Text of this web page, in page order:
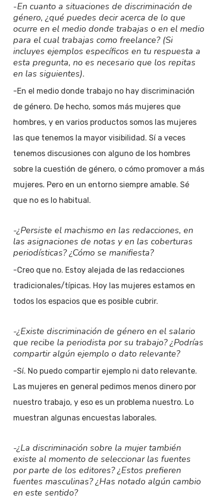
-En cuanto a situaciones de discriminación de
género, ¿qué puedes decir acerca de lo que
ocurre en el medio donde trabajas o en el medio
para el cual trabajas como freelance? (Si
incluyes ejemplos específicos en tu respuesta a
esta pregunta, no es necesario que los repitas
en las siguientes).
-En el medio donde trabajo no hay discriminación
de género. De hecho, somos más mujeres que
hombres, y en varios productos somos las mujeres
las que tenemos la mayor visibilidad. Sí a veces
tenemos discusiones con alguno de los hombres
sobre la cuestión de género, o cómo promover a más
mujeres. Pero en un entorno siempre amable. Sé
que no es lo habitual.
-¿Persiste el machismo en las redacciones, en
las asignaciones de notas y en las coberturas
periodísticas? ¿Cómo se manifiesta?
-Creo que no. Estoy alejada de las redacciones
tradicionales/típicas. Hoy las mujeres estamos en
todos los espacios que es posible cubrir.
-¿Existe discriminación de género en el salario
que recibe la periodista por su trabajo? ¿Podrías
compartir algún ejemplo o dato relevante?
-Sí. No puedo compartir ejemplo ni dato relevante.
Las mujeres en general pedimos menos dinero por
nuestro trabajo, y eso es un problema nuestro. Lo
muestran algunas encuestas laborales.
-¿La discriminación sobre la mujer también
existe al momento de seleccionar las fuentes
por parte de los editores? ¿Estos prefieren
fuentes masculinas? ¿Has notado algún cambio
en este sentido?